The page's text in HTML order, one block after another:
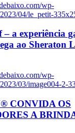
wp-
04/le_petit-
– a experiência
ao Sheraton
wp-
03/image004-2-
CONVIDA OS
A